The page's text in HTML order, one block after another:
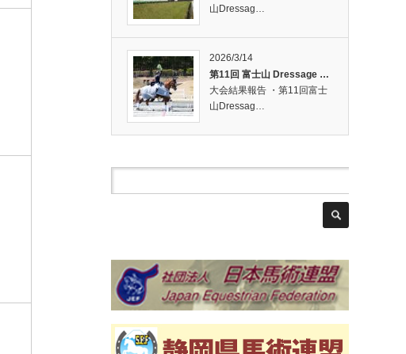
山Dressag…
2026/3/14
第11回 富士山 Dressage …
大会結果報告 ・第11回富士
山Dressag…